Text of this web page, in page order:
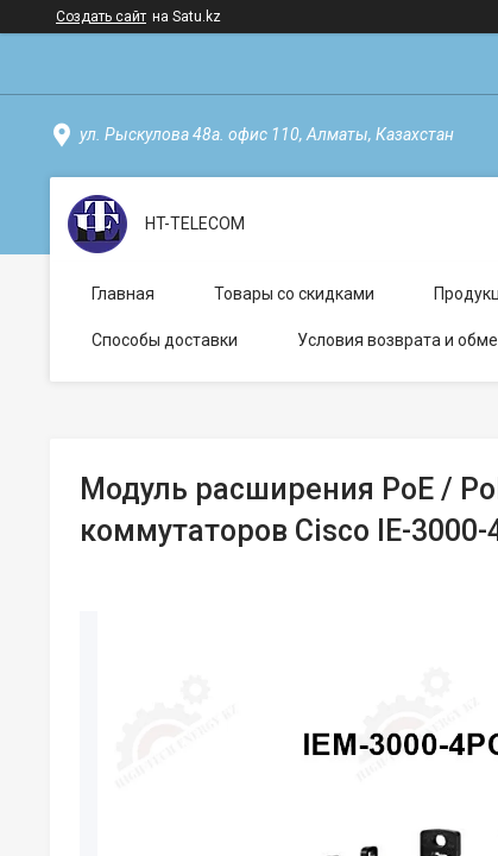
Создать сайт на Satu.kz
ул. Рыскулова 48а. офис 110, Алматы, Казахстан
HT-TELECOM
Главная Товары со скидками
Способы доставки Условия возврата и
Модуль расширения PoE /
коммутаторов Cisco IE-3000-